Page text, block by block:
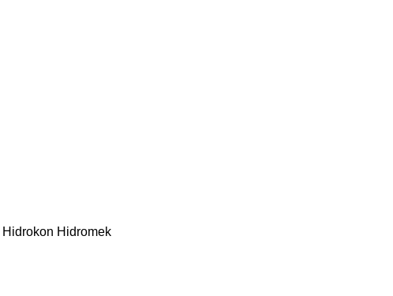
Hidrokon Hidromek